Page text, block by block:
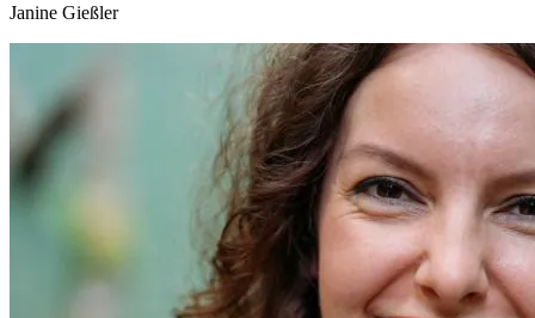
Janine Gießler